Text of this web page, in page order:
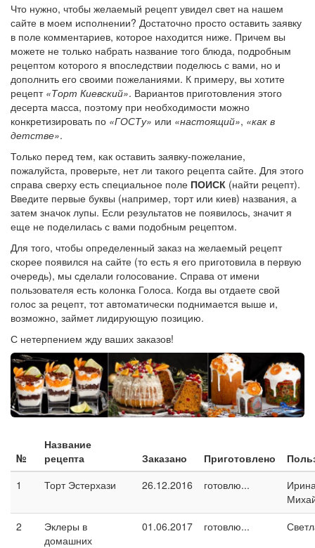
Что нужно, чтобы желаемый рецепт увидел свет на нашем
сайте в моем исполнении? Достаточно просто оставить заявку
в поле комментариев, которое находится ниже. Причем вы
можете не только набрать название того блюда, подробным
рецептом которого я впоследствии поделюсь с вами, но и
дополнить его своими пожеланиями. К примеру, вы хотите
рецепт «Торт Киевский». Вариантов приготовления этого
десерта масса, поэтому при необходимости можно
конкретизировать по «ГОСТу» или «настоящий», «как в
детстве».
Только перед тем, как оставить заявку-пожелание,
пожалуйста, проверьте, нет ли такого рецепта сайте. Для этого
справа сверху есть специальное поле ПОИСК (найти рецепт).
Введите первые буквы (например, торт или киев) названия, а
затем значок лупы. Если результатов не появилось, значит я
еще не поделилась с вами подобным рецептом.
Для того, чтобы определенный заказ на желаемый рецепт
скорее появился на сайте (то есть я его приготовила в первую
очередь), мы сделали голосование. Справа от имени
пользователя есть колонка Голоса. Когда вы отдаете свой
голос за рецепт, тот автоматически поднимается выше и,
возможно, займет лидирующую позицию.
С нетерпением жду ваших заказов!
№
Название
рецепта
Заказано Приготовлено
1
Торт Эстерхази 26.12.2016 готовлю...
2
Эклеры в
домашних
01.06.2017 готовлю...